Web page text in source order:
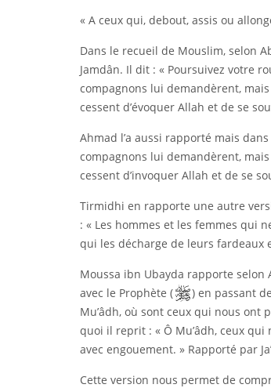
« A ceux qui, debout, assis ou
Dans le recueil de Mouslim, selon
Jamdân. Il dit : « Poursuivez votre
compagnons lui demandèrent,
cessent d’évoquer Allah et de se
Ahmad l’a aussi rapporté mais
compagnons lui demandèrent,
cessent d’invoquer Allah et de se
Tirmidhi en rapporte une autre
: « Les hommes et les femmes qui
qui les décharge de leurs fardeaux
Moussa ibn Ubayda rapporte selon
avec le Prophète (
) en passant
Mu’âdh, où sont ceux qui nous ont
quoi il reprit : « Ô Mu’âdh, ceux
avec engouement. » Rapporté par
Cette version nous permet de